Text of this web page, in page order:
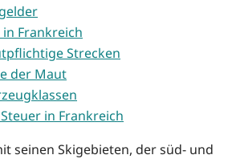
Frankreich
Strecken
der Maut
in Frankreich
seinen Skigebieten, der süd- und